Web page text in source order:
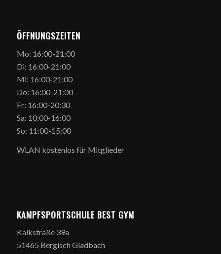
ÖFFNUNGSZEITEN
Mo: 16:00-21:00
Di: 16:00-21:00
Mi: 16:00-21:00
Do: 16:00-21:00
Fr: 16:00-20:30
Sa: 10:00-16:00
So: 11:00-15:00
WLAN kostenlos für Mitglieder
KAMPFSPORTSCHULE BEST GYM
Kalkstraße 39a
51465 Bergisch Gladbach